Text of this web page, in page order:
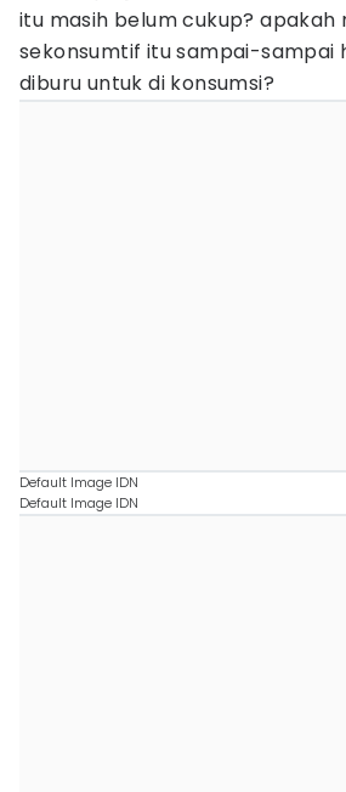
itu masih belum cukup? apakah
sekonsumtif itu sampai-sampai
diburu untuk di konsumsi?
Default Image IDN
Default Image IDN